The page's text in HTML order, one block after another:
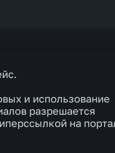
и использование
разрешается
на